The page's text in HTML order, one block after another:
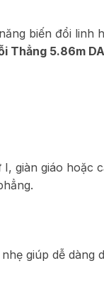
biến đổi linh
Thẳng 5.86m
giàn giáo hoặc
giúp dễ dàng